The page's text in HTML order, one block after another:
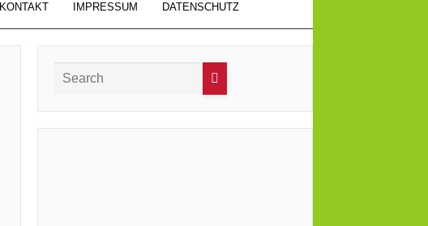
KONTAKT IMPRESSUM DATENSCHUTZ